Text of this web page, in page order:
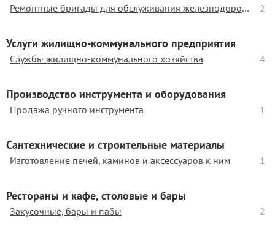
2
Ремонтные бригады для обслуживания железнодорожного транспорта
Услуги жилищно-коммунального предприятия
4
Службы жилищно-коммунального хозяйства
Производство инструмента и оборудования
1
Продажа ручного инструмента
Сантехнические и строительные материалы
1
Изготовление печей, каминов и аксессуаров к ним
Рестораны и кафе, столовые и бары
2
Закусочные, бары и пабы